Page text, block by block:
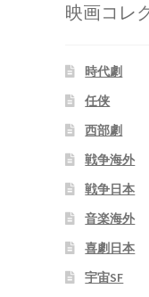
映画コレ
時代劇
任侠
西部劇
戦争海外
戦争日本
音楽海外
喜劇日本
宇宙SF